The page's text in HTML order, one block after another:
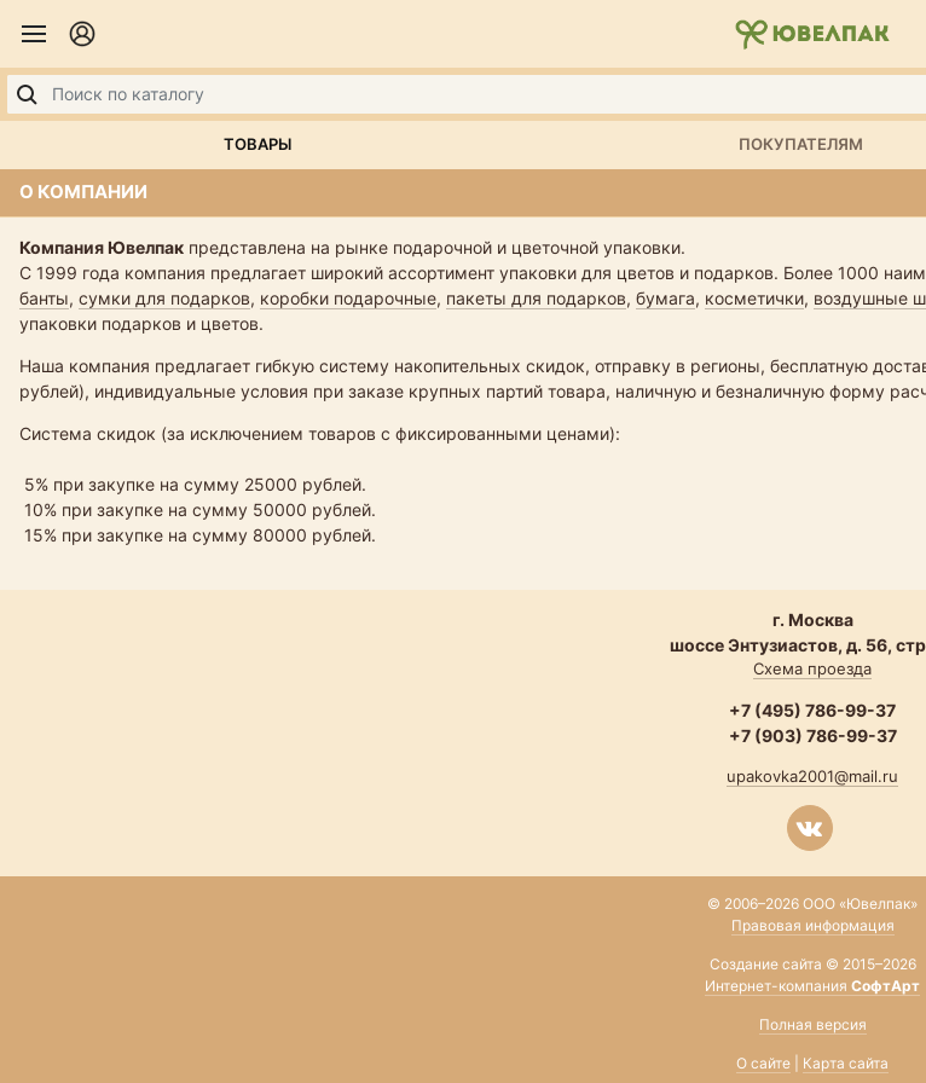
ТОВАРЫ ПОКУПАТЕЛЯМ
О КОМПАНИИ
Компания Ювелпак представлена на рынке подарочной и цветочной упаковки.
С 1999 года компания предлагает широкий ассортимент упаковки для цветов и подарков. Более 1000
банты, сумки для подарков, коробки подарочные, пакеты для подарков, бумага, косметички, воздушные
упаковки подарков и цветов.
Наша компания предлагает гибкую систему накопительных скидок, отправку в регионы, бесплатную
рублей), индивидуальные условия при заказе крупных партий товара, наличную и безналичную форму
Система скидок (за исключением товаров с фиксированными ценами):
5% при закупке на сумму 25000 рублей.
10% при закупке на сумму 50000 рублей.
15% при закупке на сумму 80000 рублей.
г. Москва
шоссе Энтузиастов, д. 56,
Схема проезда
+7 (495) 786-99-37
+7 (903) 786-99-37
upakovka2001@mail.ru
© 2006–2026 ООО «Ювелпак»
Правовая информация
Создание сайта © 2015–2026
Интернет-компания СофтАрт
Полная версия
О сайте Карта сайта